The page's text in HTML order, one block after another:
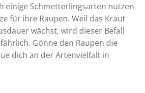
einige Schmetterlingsarten nutzen
für ihre Raupen. Weil das Kraut
wächst, wird dieser Befall
Gönne den Raupen die
dich an der Artenvielfalt in